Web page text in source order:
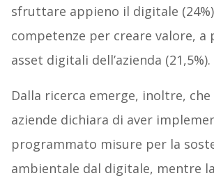
sfruttare appieno il digitale
competenze per creare valore, a
asset digitali dell’azienda (21,5%).
Dalla ricerca emerge, inoltre, che
aziende dichiara di aver
programmato misure per la
ambientale dal digitale, mentre